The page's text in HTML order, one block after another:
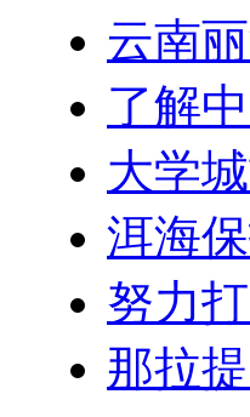
云南
了解
大学
洱海
努力
那拉